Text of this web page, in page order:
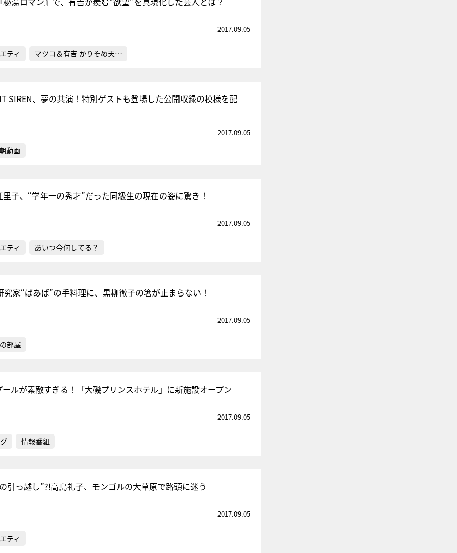
2017.09.05
ティ マツコ＆有吉 かりそめ天…
SIREN、夢の共演！特別ゲストも登場した公開収録の模様を配
2017.09.05
動画
子、“学年一の秀才”だった同級生の現在の姿に驚き！
2017.09.05
ティ あいつ今何してる？
家“ばあば”の手料理に、黒柳徹子の箸が止まらない！
2017.09.05
部屋
ルが素敵すぎる！「大磯プリンスホテル」に新施設オープン
2017.09.05
情報番組
引っ越し”?!高島礼子、モンゴルの大草原で路頭に迷う
2017.09.05
ティ